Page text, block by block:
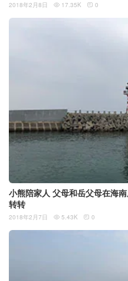
2018年2月8日  17.35K  0
小熊陪家人 父母和岳父母在海
转转
2018年2月7日  5.43K  0